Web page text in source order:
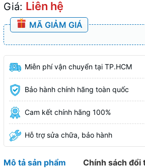
Giá: Liên hệ
MÃ GIẢM GIÁ
Miễn phí vận chuyển tại TP.HCM
Bảo hành chính hãng toàn quốc
Cam kết chính hãng 100%
Hỗ trợ sửa chữa, bảo hành
Mô tả sản phẩm Chính sách đổi